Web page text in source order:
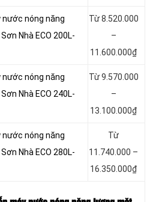
nước nóng năng
Nhà ECO 200L-
Từ 8.520.000
–
11.600.000₫
nước nóng năng
Nhà ECO 240L-
Từ 9.570.000
–
13.100.000₫
nước nóng năng
Nhà ECO 280L-
Từ
11.740.000 –
16.350.000₫